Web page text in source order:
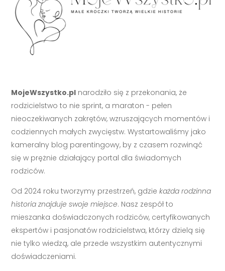
MojeWszystko.pl narodziło się z przekonania, że
rodzicielstwo to nie sprint, a maraton - pełen
nieoczekiwanych zakrętów, wzruszających momentów i
codziennych małych zwycięstw. Wystartowaliśmy jako
kameralny blog parentingowy, by z czasem rozwinąć
się w prężnie działający portal dla świadomych
rodziców.
Od 2024 roku tworzymy przestrzeń, gdziekażda rodzinna
historia znajduje swoje miejsce. Nasz zespół to
mieszanka doświadczonych rodziców, certyfikowanych
ekspertów i pasjonatów rodzicielstwa, którzy dzielą się
nie tylko wiedzą, ale przede wszystkim autentycznymi
doświadczeniami.